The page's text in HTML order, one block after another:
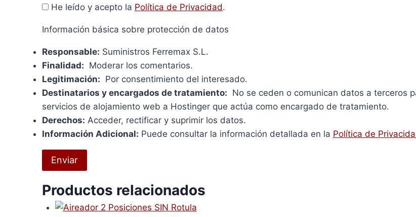
He leído y acepto la Política de Privacidad.
Información básica sobre protección de datos
Responsable: Suministros Ferremax S.L.
Finalidad: Moderar los comentarios.
Legitimación: Por consentimiento del interesado.
Destinatarios y encargados de tratamiento: No se ceden o comunican datos a terceros
servicios de alojamiento web a Hostinger que actúa como encargado de tratamiento.
Derechos: Acceder, rectificar y suprimir los datos.
Información Adicional: Puede consultar la información detallada en la Política de
Productos relacionados